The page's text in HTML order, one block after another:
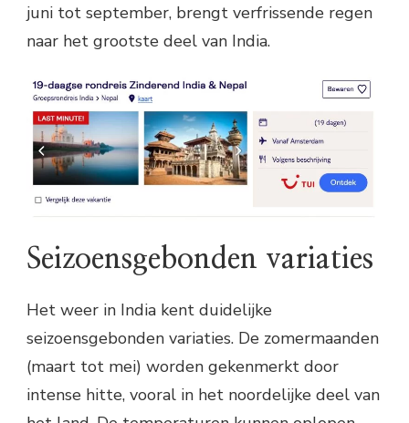
juni tot september, brengt verfrissende regen
naar het grootste deel van India.
Seizoensgebonden variaties
Het weer in India kent duidelijke
seizoensgebonden variaties. De zomermaanden
(maart tot mei) worden gekenmerkt door
intense hitte, vooral in het noordelijke deel van